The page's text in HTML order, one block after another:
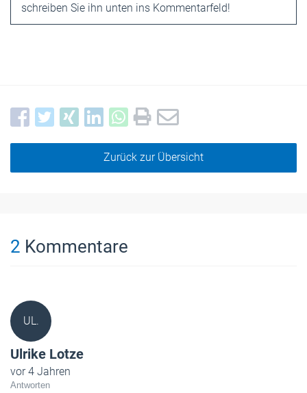
schreiben Sie ihn unten ins Kommentarfeld!
Zurück zur Übersicht
2 Kommentare
UL.
Ulrike Lotze
vor 4 Jahren
Antworten